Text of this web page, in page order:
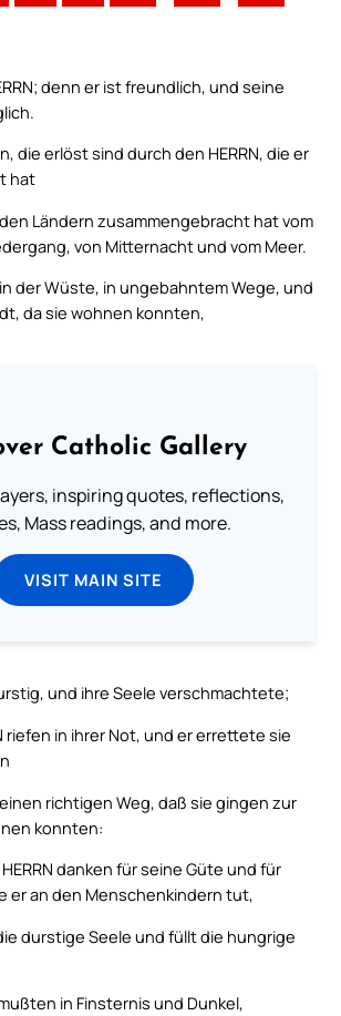
denn er ist freundlich, und seine
die erlöst sind durch den HERRN, die er
hat
Ländern zusammengebracht hat vom
von Mitternacht und vom Meer.
der Wüste, in ungebahntem Wege, und
da sie wohnen konnten,
Catholic Gallery
inspiring quotes, reflections,
Mass readings, and more.
VISIT MAIN SITE
und ihre Seele verschmachtete;
riefen in ihrer Not, und er errettete sie
richtigen Weg, daß sie gingen zur
konnten:
danken für seine Güte und für
er an den Menschenkindern tut,
durstige Seele und füllt die hungrige
in Finsternis und Dunkel,